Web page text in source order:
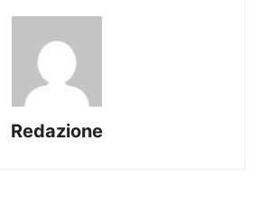
Redazione